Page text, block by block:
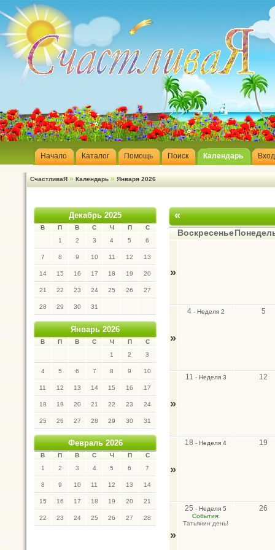
Начало Каталог Помощь Поиск Календарь Вход
СчастливаЯ » Календарь » Января 2026
Декабрь 2025
В П В С Ч П
С
1
2 3 4 5 6
7 8 9 10 11 12 13
14 15 16 17 18 19 20
21 22 23 24 25 26 27
28 29 30 31
Январь 2026
В П В С Ч П
С
1
2 3
4 5 6 7 8 9 10
11 12 13 14 15 16 17
18 19 20 21 22 23 24
25 26 27 28 29 30 31
Февраль 2026
В П В С Ч П
С
1
2 3 4 5 6 7
8 9 10 11 12 13 14
15 16 17 18 19 20 21
22 23 24 25 26 27 28
«
Воскресенье
»
»
4- Неделя 2 5
»
11 - Неделя 3 12
»
18 - Неделя 4 19
»
25 - Неделя 5
События:
Татьянин день!
26